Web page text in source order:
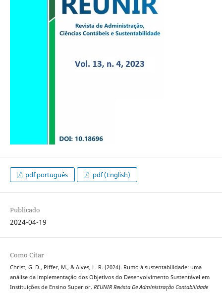
pdf português pdf (English)
Publicado
2024-04-19
Como Citar
Christ, G. D., Piffer, M., & Alves, L. R. (2024). Rumo à sustentabilidade: uma
análise da implementação dos Objetivos do Desenvolvimento Sustentável em
Instituições de Ensino Superior. REUNIR Revista De Administração Contabilidade